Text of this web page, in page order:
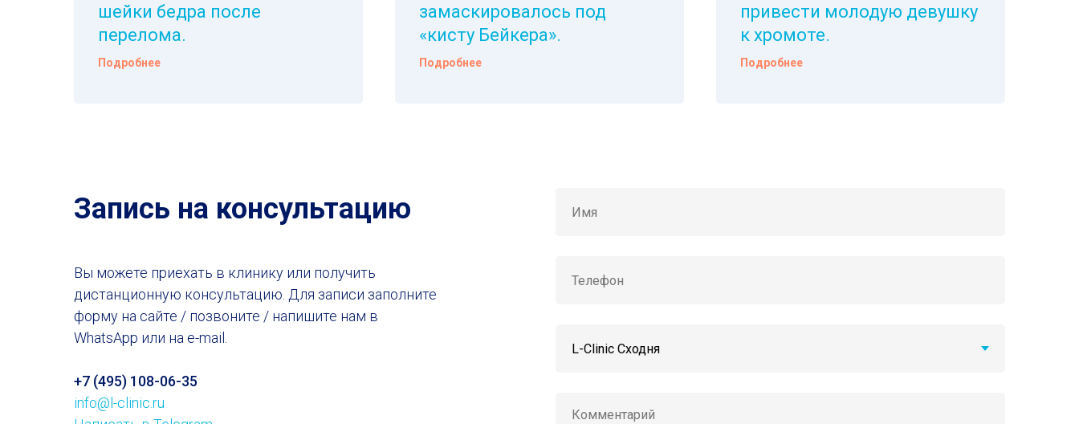
шейки бедра после
перелома.
Подробнее
замаскировалось под
«кисту Бейкера».
Подробнее
привести молодую девушку
к хромоте.
Подробнее
Запись на консультацию
Вы можете приехать в клинику или получить
дистанционную консультацию. Для записи заполните
форму на сайте / позвоните / напишите нам в
WhatsApp или на e-mail.
+7 (495) 108-06-35
info@l-clinic.ru